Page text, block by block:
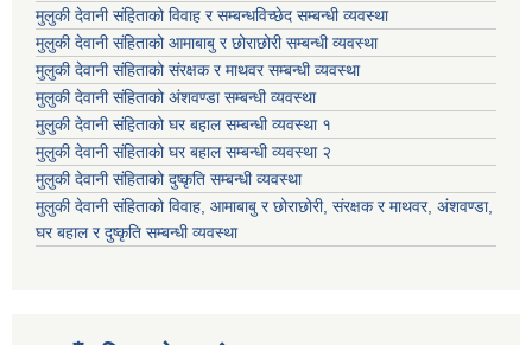
मुलुकी देवानी संहिताको विवाह र सम्बन्धविच्छेद सम्बन्धी व्यवस्था
मुलुकी देवानी संहिताको आमाबाबु र छोराछोरी सम्बन्धी व्यवस्था
मुलुकी देवानी संहिताको संरक्षक र माथवर सम्बन्धी व्यवस्था
मुलुकी देवानी संहिताको अंशवण्डा सम्बन्धी व्यवस्था
मुलुकी देवानी संहिताको घर बहाल सम्बन्धी व्यवस्था १
मुलुकी देवानी संहिताको घर बहाल सम्बन्धी व्यवस्था २
मुलुकी देवानी संहिताको दुष्कृति सम्बन्धी व्यवस्था
मुलुकी देवानी संहिताको विवाह, आमाबाबु र छोराछोरी, संरक्षक र माथवर, अंशवण्डा,
घर बहाल र दुष्कृति सम्बन्धी व्यवस्था